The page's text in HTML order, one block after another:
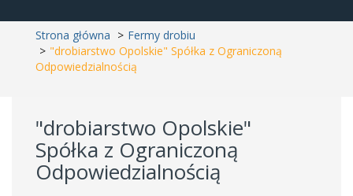
Strona główna
Fermy drobiu
"drobiarstwo Opolskie" Spółka z Ograniczoną
Odpowiedzialnością
"drobiarstwo Opolskie"
Spółka z Ograniczoną
Odpowiedzialnością